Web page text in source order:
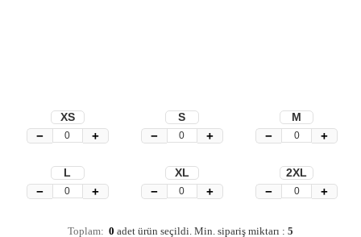
XS
− +
S
− +
M
− +
L
− +
XL
− +
2XL
− +
Toplam: 0 adet ürün seçildi. Min. sipariş miktarı : 5